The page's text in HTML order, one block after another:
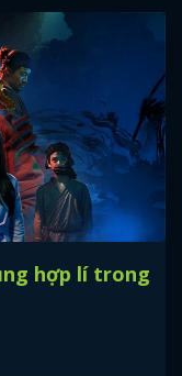
hợp lí trong